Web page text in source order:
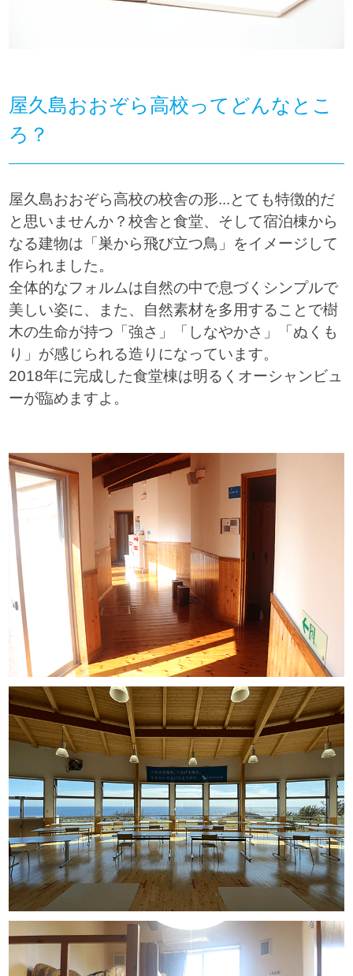
屋久島おおぞら高校ってどんなとこ
ろ？
屋久島おおぞら高校の校舎の形...とても特徴的だ
と思いませんか？校舎と食堂、そして宿泊棟から
なる建物は「巣から飛び立つ鳥」をイメージして
作られました。
全体的なフォルムは自然の中で息づくシンプルで
美しい姿に、また、自然素材を多用することで樹
木の生命が持つ「強さ」「しなやかさ」「ぬくも
り」が感じられる造りになっています。
2018年に完成した食堂棟は明るくオーシャンビュ
ーが臨めますよ。